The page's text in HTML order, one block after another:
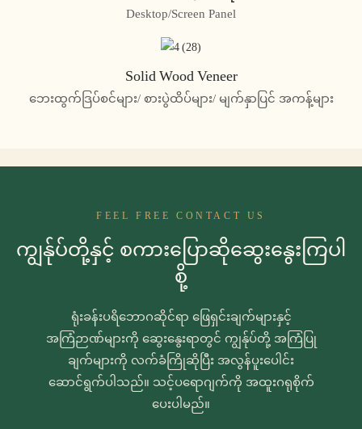
Desktop/Screen Panel
Solid Wood Veneer
ဘေးထွက်ဒြပ်စင်များ/ စားပွဲထိပ်များ/ မျက်နှာပြင် အကန့်များ
FEEL FREE CONTACT US
ကျွန်ုပ်တို့နှင့် စကားပြောဆိုဆွေးနွေးကြပါ
စို့
ရုံးခန်းပရိဘောဂဆိုင်ရာ ဖြေရှင်းချက်များနှင့်
အကြံဉာဏ်များကို ဆွေးနွေးရာတွင် ကျွန်ုပ်တို့ အကြံပြု
ချက်များကို လက်ခံကြိုဆိုပြီး အလွန်ပူးပေါင်း
ဆောင်ရွက်ပါသည်။ သင့်ပရောဂျက်ကို အထူးဂရုစိုက်
ပေးပါမည်။